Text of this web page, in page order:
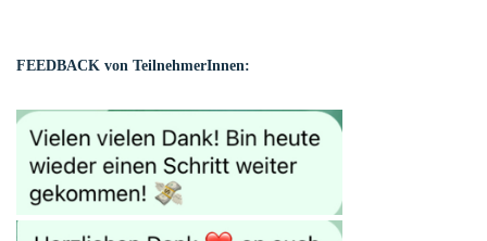
FEEDBACK von TeilnehmerInnen: